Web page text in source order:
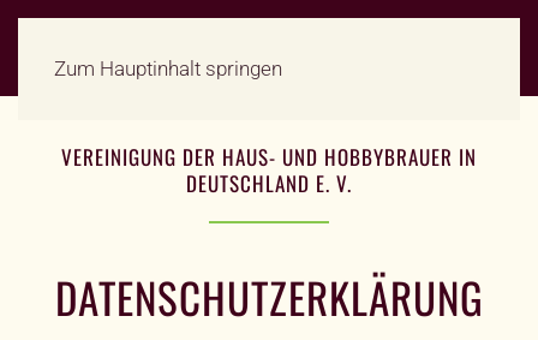
Zum Hauptinhalt springen
VEREINIGUNG DER HAUS- UND HOBBYBRAUER IN
DEUTSCHLAND E. V.
DATENSCHUTZERKLÄRUNG